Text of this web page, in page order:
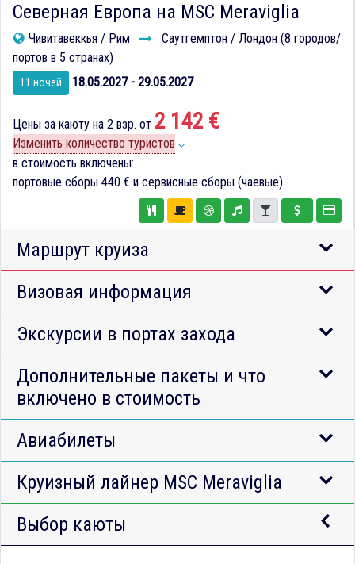
Северная Европа на MSC Meraviglia
Чивитавеккья / Рим
Саутгемптон / Лондон (8 городов/
портов в 5 странах)
11 ночей 18.05.2027 - 29.05.2027
Цены за каюту на 2 взр. от 2 142 €
Изменить количество туристов
в стоимость включены:
портовые сборы 440 € и сервисные сборы (чаевые)
Маршрут круиза
Визовая информация
Экскурсии в портах захода
Дополнительные пакеты и что
включено в стоимость
Авиабилеты
Круизный лайнер MSC Meraviglia
Выбор каюты